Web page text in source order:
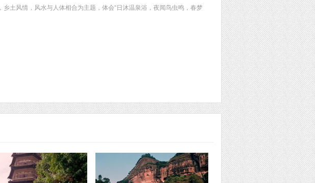
土风情，风水与人体相合为主题，体会“日沐温泉浴，夜闻鸟虫鸣，春梦